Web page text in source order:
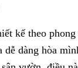
kế theo
dàng hòa